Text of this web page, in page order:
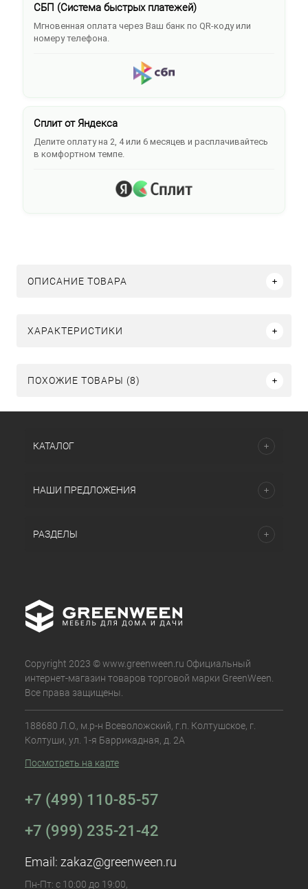
СБП (Система быстрых платежей)
Мгновенная оплата через Ваш банк по QR-коду или
номеру телефона.
Сплит от Яндекса
Делите оплату на 2, 4 или 6 месяцев и расплачивайтесь
в комфортном темпе.
ОПИСАНИЕ ТОВАРА
ХАРАКТЕРИСТИКИ
ПОХОЖИЕ ТОВАРЫ (8)
КАТАЛОГ
НАШИ ПРЕДЛОЖЕНИЯ
РАЗДЕЛЫ
Copyright 2023 © www.greenween.ru Официальный
интернет-магазин товаров торговой марки GreenWeen.
Все права защищены.
188680 Л.О., м.р-н Всеволожский, г.п. Колтушское, г.
Колтуши, ул. 1-я Баррикадная, д. 2А
Посмотреть на карте
+7 (499) 110-85-57
+7 (999) 235-21-42
Email: zakaz@greenween.ru
Пн-Пт: с 10:00 до 19:00,